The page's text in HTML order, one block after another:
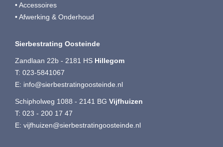
• Accessoires
• Afwerking & Onderhoud
Sierbestrating Oosteinde
Zandlaan 22b - 2181 HS Hillegom
T: 023-5841067
E: info@sierbestratingoosteinde.nl
Schipholweg 1088 - 2141 BG Vijfhuizen
T: 023 - 200 17 47
E: vijfhuizen@sierbestratingoosteinde.nl